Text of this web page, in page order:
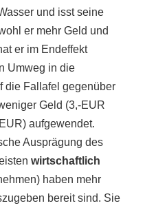
und isst seine
er mehr Geld und
er im Endeffekt
Umweg in die
die Fallafel gegenüber
Geld (3,-EUR
aufgewendet.
Ausprägung des
wirtschaftlich
haben mehr
bereit sind. Sie